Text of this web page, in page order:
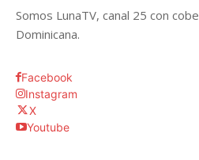
Somos LunaTV, canal 25 con
Dominicana.
Facebook
Instagram
X
Youtube